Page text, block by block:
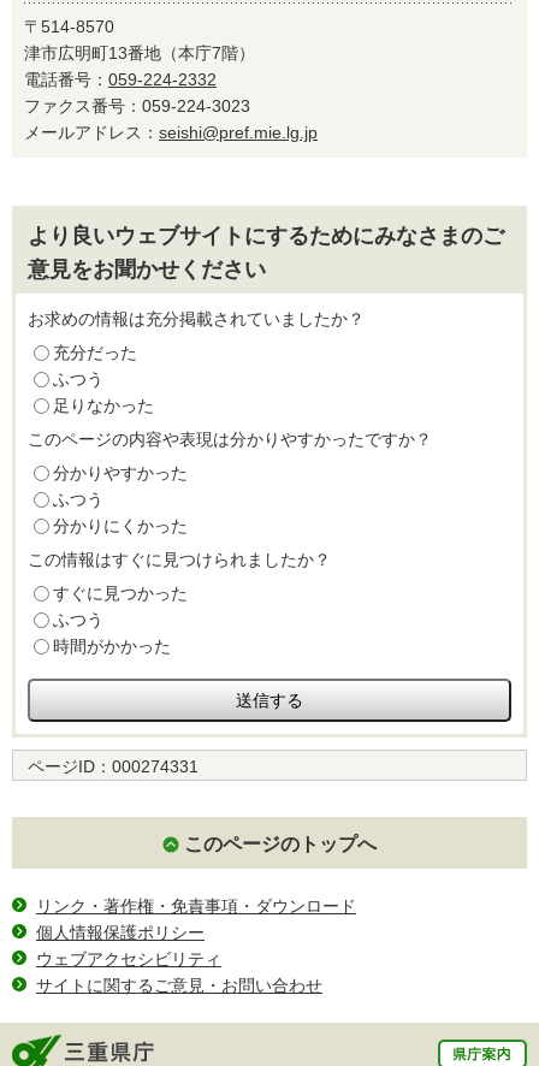
〒514-8570
津市広明町13番地（本庁7階）
電話番号： 059-224-2332
ファクス番号：059-224-3023
メールアドレス： seishi@pref.mie.lg.jp
より良いウェブサイトにするためにみなさまのご
意見をお聞かせください
お求めの情報は充分掲載されていましたか？
充分だった
ふつう
足りなかった
このページの内容や表現は分かりやすかったですか？
分かりやすかった
ふつう
分かりにくかった
この情報はすぐに見つけられましたか？
すぐに見つかった
ふつう
時間がかかった
ページID： 000274331
このページのトップへ
リンク・著作権・免責事項・ダウンロード
個人情報保護ポリシー
ウェブアクセシビリティ
サイトに関するご意見・お問い合わせ